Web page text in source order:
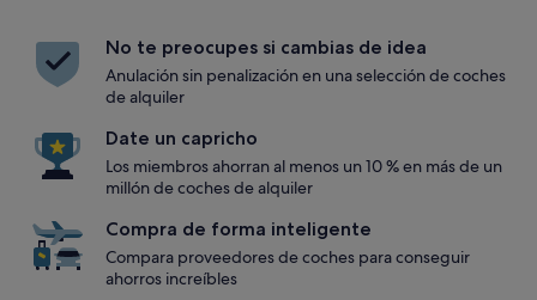
No te preocupes si cambias de idea
Anulación sin penalización en una selección de coches
de alquiler
Date un capricho
Los miembros ahorran al menos un 10 % en más de un
millón de coches de alquiler
Compra de forma inteligente
Compara proveedores de coches para conseguir
ahorros increíbles